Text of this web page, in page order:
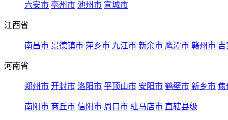
六安市 亳州市 池州市 宣城市
江西省
南昌市 景德镇市 萍乡市 九江市 新余市 鹰潭市 赣州市 吉
河南省
郑州市 开封市 洛阳市 平顶山市 安阳市 鹤壁市 新乡市 焦
南阳市 商丘市 信阳市 周口市 驻马店市 直辖县级